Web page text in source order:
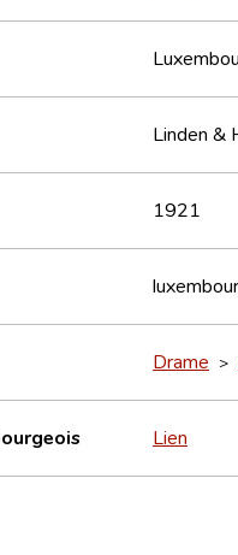
Linden &
1921
Drame >
Lien